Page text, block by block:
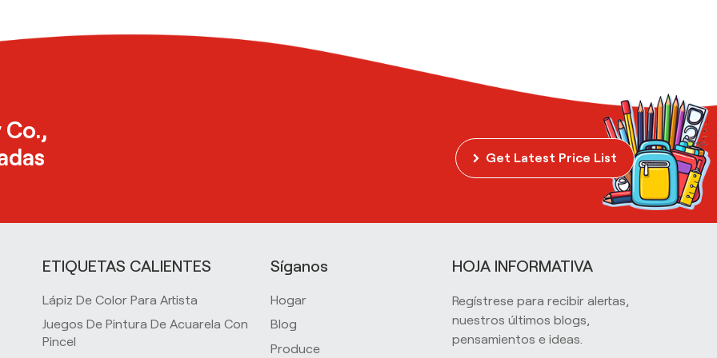
Get Latest Price List
ETIQUETAS CALIENTES
Lápiz De Color Para Artista
Juegos De Pintura De Acuarela Con
Pincel
Síganos
Hogar
Blog
Produce
HOJA INFORMATIVA
Regístrese para recibir alertas,
nuestros últimos blogs,
pensamientos e ideas.